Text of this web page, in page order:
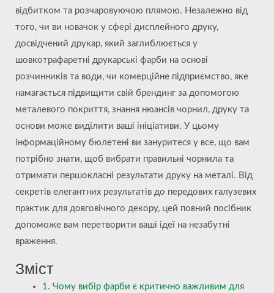
відбитком та розчаровуючою плямою. Незалежно від
того, чи ви новачок у сфері дисплейного друку,
досвідчений друкар, який заглиблюється у
шовкотрафаретні друкарські фарби на основі
розчинників та води, чи комерційне підприємство, яке
намагається підвищити свій брендинг за допомогою
металевого покриття, знання нюансів чорнил, друку та
основи може виділити ваші ініціативи. У цьому
інформаційному бюлетені ви зануритеся у все, що вам
потрібно знати, щоб вибрати правильні чорнила та
отримати першокласні результати друку на металі. Від
секретів елегантних результатів до передових галузевих
практик для довговічного декору, цей повний посібник
допоможе вам перетворити ваші ідеї на незабутні
враження.
Зміст
1. Чому вибір фарби є критично важливим для